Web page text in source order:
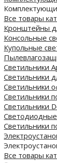
Все товары
Кронштейны
Консольные
Купольные
Светильники
Светильники
Светильники
Светильники
Светильники
Cветильники
Все товары